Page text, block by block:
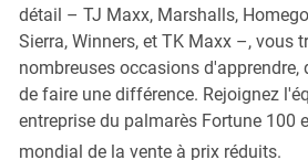
détail – TJ Maxx, Marshalls,
Sierra, Winners, et TK Maxx –, vous
nombreuses occasions d'apprendre,
de faire une différence. Rejoignez
entreprise du palmarès Fortune 100
mondial de la vente à prix réduits.